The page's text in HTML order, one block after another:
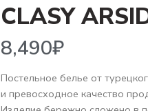
CLASY
₽
Постельное белье от
и превосходное качество